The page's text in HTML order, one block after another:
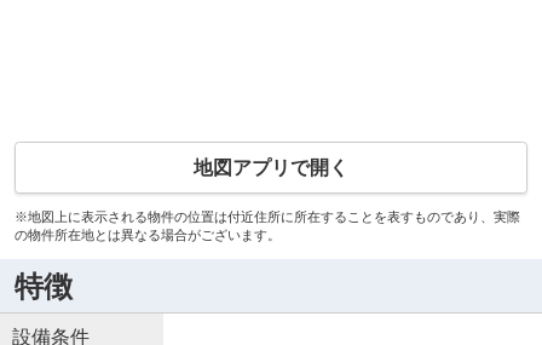
地図アプリで開く
※地図上に表示される物件の位置は付近住所に所在することを表すものであり、実際
の物件所在地とは異なる場合がございます。
特徴
設備条件